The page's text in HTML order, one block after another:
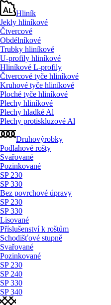
Hliník
Jekly hliníkové
Čtvercové
Obdélníkové
Trubky hliníkové
U-profily hliníkové
Hliníkové L-profily
Čtvercové tyče hliníkové
Kruhové tyče hliníkové
Ploché tyče hliníkové
Plechy hliníkové
Plechy hladké Al
Plechy protiskluzové Al
Druhovýrobky
Podlahové rošty
Svařované
Pozinkované
SP 230
SP 330
Bez povrchové úpravy
SP 230
SP 330
Lisované
Příslušenství k roštům
Schodišťové stupně
Svařované
Pozinkované
SP 230
SP 240
SP 330
SP 340